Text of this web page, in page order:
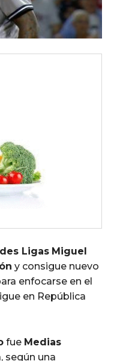
Ligas Miguel
y consigue nuevo
enfocarse en el
en República
fue Medias
según una